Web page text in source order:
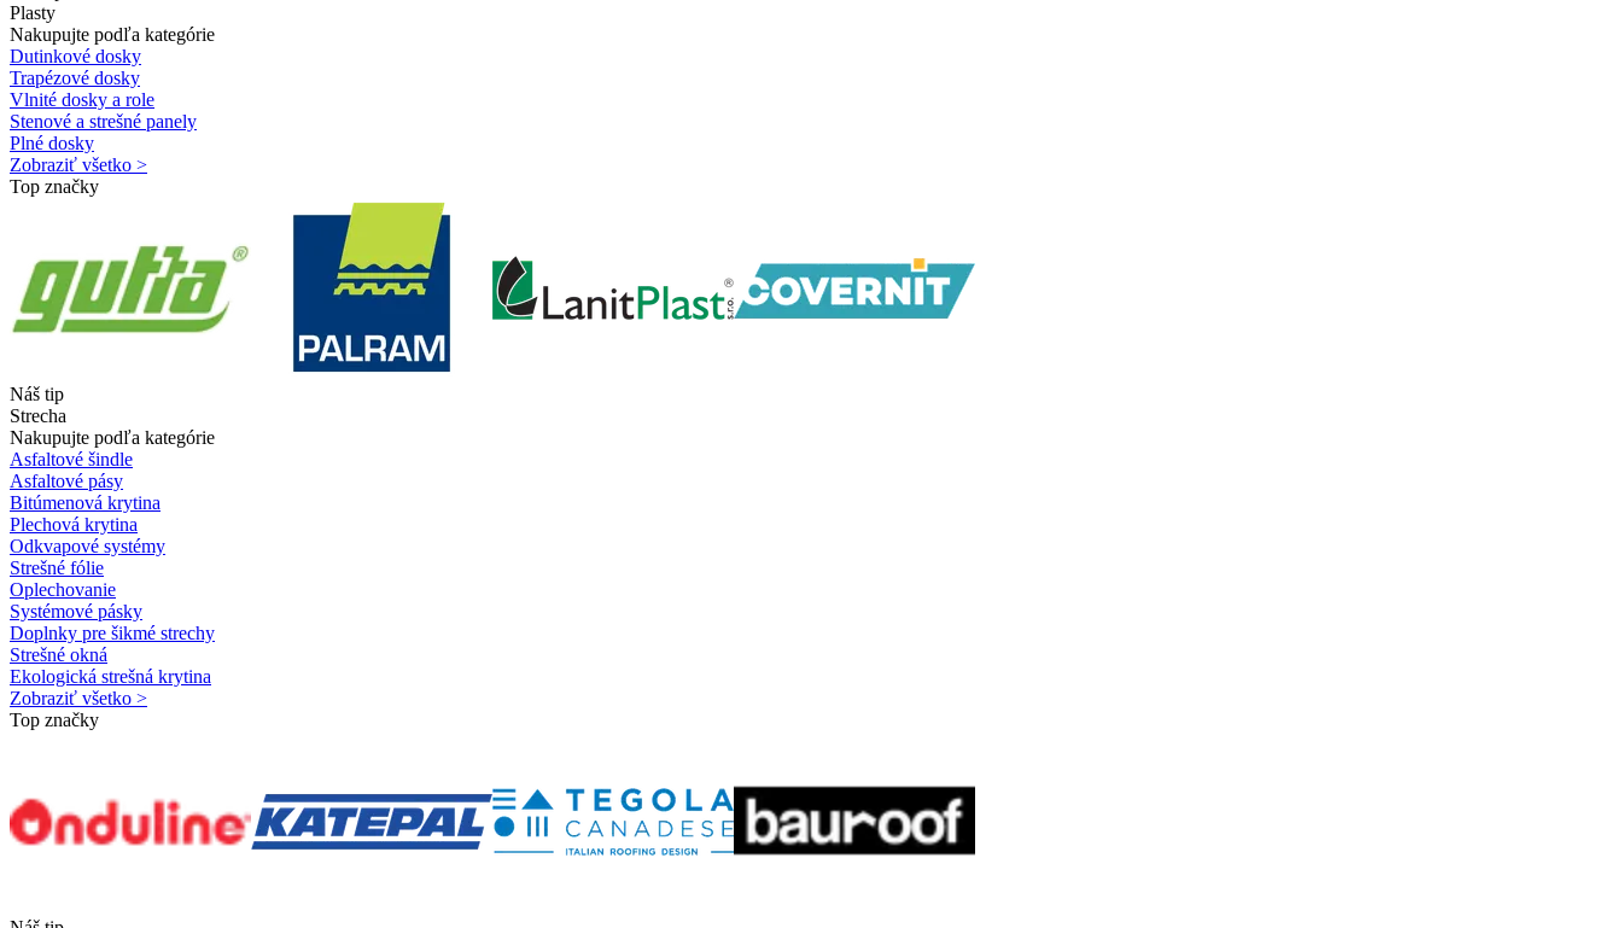
Plasty
Nakupujte podľa kategórie
Dutinkové dosky
Trapézové dosky
Vlnité dosky a role
Stenové a strešné panely
Plné dosky
Zobraziť všetko >
Top značky
Náš tip
Strecha
Nakupujte podľa kategórie
Asfaltové šindle
Asfaltové pásy
Bitúmenová krytina
Plechová krytina
Odkvapové systémy
Strešné fólie
Oplechovanie
Systémové pásky
Doplnky pre šikmé strechy
Strešné okná
Ekologická strešná krytina
Zobraziť všetko >
Top značky